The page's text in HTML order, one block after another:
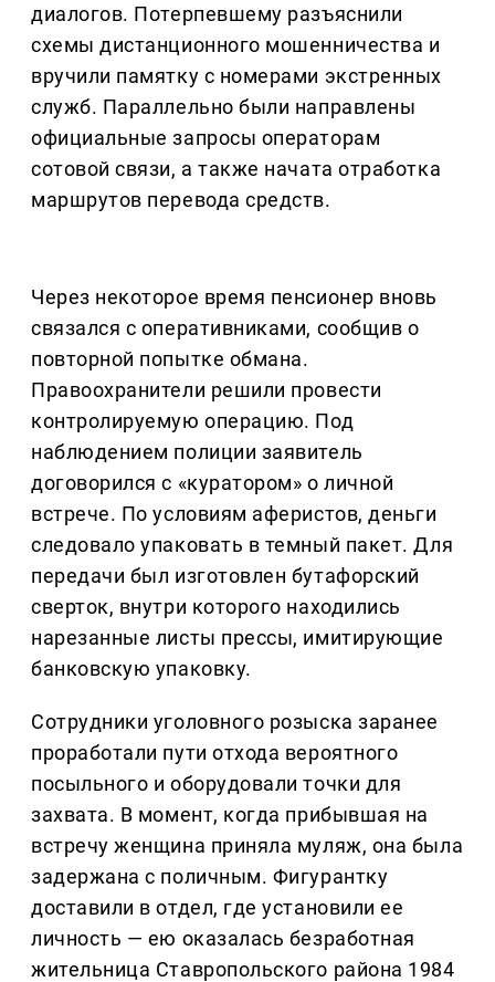
диалогов. Потерпевшему разъяснили
схемы дистанционного мошенничества и
вручили памятку с номерами экстренных
служб. Параллельно были направлены
официальные запросы операторам
сотовой связи, а также начата отработка
маршрутов перевода средств.
Через некоторое время пенсионер вновь
связался с оперативниками, сообщив о
повторной попытке обмана.
Правоохранители решили провести
контролируемую операцию. Под
наблюдением полиции заявитель
договорился с «куратором» о личной
встрече. По условиям аферистов, деньги
следовало упаковать в темный пакет. Для
передачи был изготовлен бутафорский
сверток, внутри которого находились
нарезанные листы прессы, имитирующие
банковскую упаковку.
Сотрудники уголовного розыска заранее
проработали пути отхода вероятного
посыльного и оборудовали точки для
захвата. В момент, когда прибывшая на
встречу женщина приняла муляж, она была
задержана с поличным. Фигурантку
доставили в отдел, где установили ее
личность — ею оказалась безработная
жительница Ставропольского района 1984